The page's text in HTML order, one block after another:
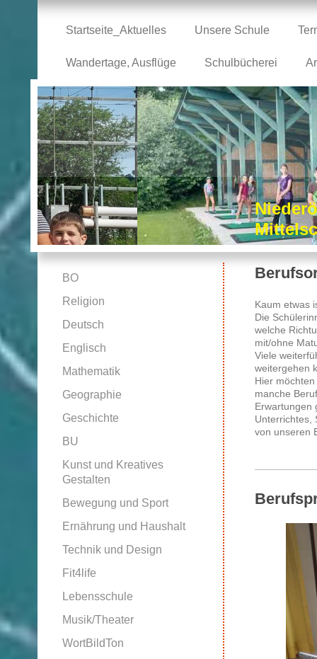
Startseite_Aktuelles Unsere Schule
Wandertage, Ausflüge Schulbücherei
Kaum etwas
Die
welche
mit/ohne
Viele
weitergehen
Hier
manche
Erwartungen
Unterrichtes,
von unseren
BO
Religion
Deutsch
Englisch
Mathematik
Geographie
Geschichte
BU
Kunst und Kreatives
Gestalten
Bewegung und Sport
Ernährung und Haushalt
Technik und Design
Fit4life
Lebensschule
Musik/Theater
WortBildTon